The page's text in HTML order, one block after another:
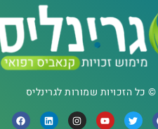
© כל הזכויות שמורות לגרינליס